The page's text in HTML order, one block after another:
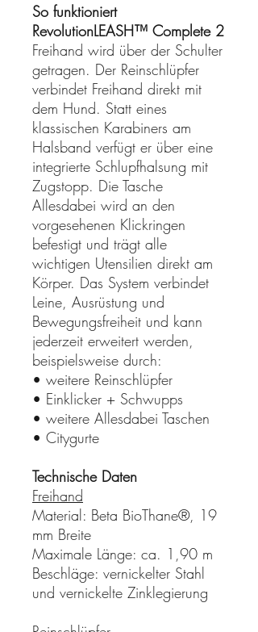
So funktioniert
RevolutionLEASH™ Complete 2
Freihand wird über der Schulter
getragen. Der Reinschlüpfer
verbindet Freihand direkt mit
dem Hund. Statt eines
klassischen Karabiners am
Halsband verfügt er über eine
integrierte Schlupfhalsung mit
Zugstopp. Die Tasche
Allesdabei wird an den
vorgesehenen Klickringen
befestigt und trägt alle
wichtigen Utensilien direkt am
Körper. Das System verbindet
Leine, Ausrüstung und
Bewegungsfreiheit und kann
jederzeit erweitert werden,
beispielsweise durch:
• weitere Reinschlüpfer
• Einklicker + Schwupps
• weitere Allesdabei Taschen
• Citygurte
Technische Daten
Freihand
Material: Beta BioThane®, 19
mm Breite
Maximale Länge: ca. 1,90 m
Beschläge: vernickelter Stahl
und vernickelte Zinklegierung